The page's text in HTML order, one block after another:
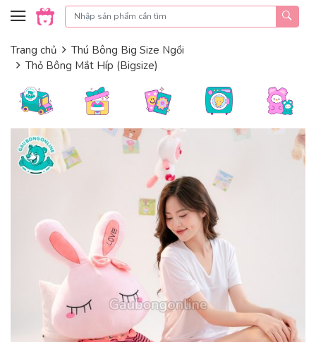
Skip to content
Trang chủ
Thú Bông Big Size Ngồi
Thỏ Bông Mắt Híp (Bigsize)